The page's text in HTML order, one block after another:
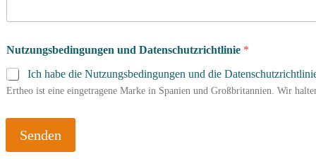
Nutzungsbedingungen und Datenschutzrichtlinie *
Ich habe die Nutzungsbedingungen und die
Ertheo ist eine eingetragene Marke in Spanien und Großbritannien. Wir
Senden